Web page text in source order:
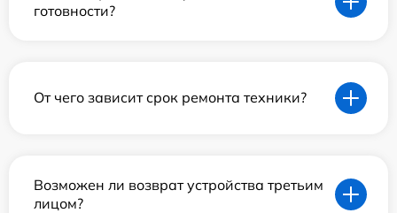
готовности?
От чего зависит срок ремонта техники?
Возможен ли возврат устройства третьим
лицом?